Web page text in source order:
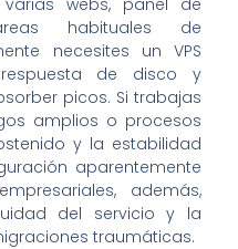
habituales de
necesites un VPS
de disco y
picos. Si trabajas
amplios o procesos
y la estabilidad
aparentemente
además,
del servicio y la
traumáticas.